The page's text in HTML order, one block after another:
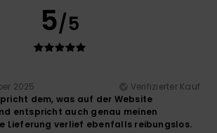
5/5
2025
Verifizierter Kauf
dem, was auf der Website
entspricht auch genau meinen
Lieferung verlief ebenfalls reibungslos.